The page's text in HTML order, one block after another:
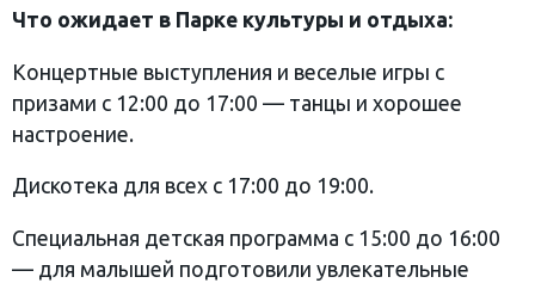
Что ожидает в Парке культуры и отдыха:
Концертные выступления и веселые игры с
призами с 12:00 до 17:00 — танцы и хорошее
настроение.
Дискотека для всех с 17:00 до 19:00.
Специальная детская программа с 15:00 до 16:00
— для малышей подготовили увлекательные